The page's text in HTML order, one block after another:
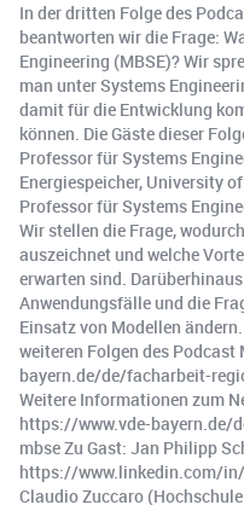
In der dritten Folge des
beantworten wir die Frage:
Engineering (MBSE)? Wir
man unter Systems
damit für die Entwicklung
können. Die Gäste dieser
Professor für Systems
Energiespeicher, University
Professor für Systems
Wir stellen die Frage,
auszeichnet und welche
erwarten sind.
Anwendungsfälle und die
Einsatz von Modellen
weiteren Folgen des
bayern.de/de/facharbeit-
Weitere Informationen zum
https://www.vde-bayern.de/
mbse Zu Gast: Jan Philipp
https://www.linkedin.com/
Claudio Zuccaro